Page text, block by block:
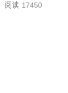
阅读 17450